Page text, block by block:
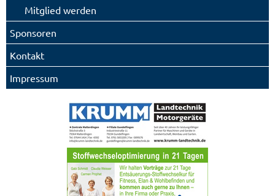
Mitglied werden
Sponsoren
Kontakt
Impressum